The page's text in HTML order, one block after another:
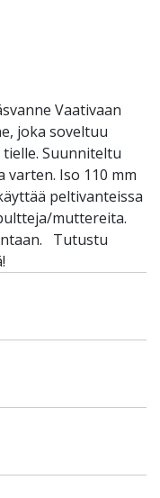
Vaativaan
joka soveltuu
Suunniteltu
Iso 110 mm
peltivanteissa
muttereita.
Tutustu